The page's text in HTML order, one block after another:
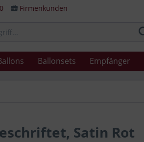
Firmenkunden
Ballonsets Empfänger
Satin Rot